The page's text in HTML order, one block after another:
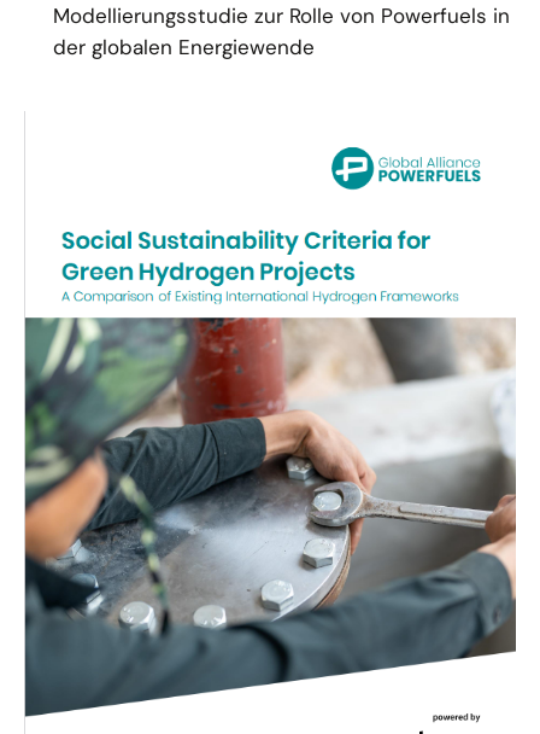
Modellierungsstudie zur Rolle von Powerfuels in
der globalen Energiewende
16.09.24 PUBLIKATION
Kriterien für soziale Nachhaltigkeit von
grünen Wasserstoffprojekten
Auf der Grundlage von Literaturrecherche und
bestehender Bewertungsrahmen für grüne
Wasserstoff- und PtX-Projekte liefert diese
Analyse eine systematische Darstellung der